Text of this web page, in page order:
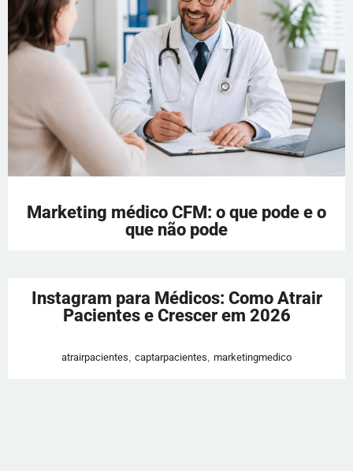
Marketing médico CFM: o que pode e o
que não pode
Instagram para Médicos: Como Atrair
Pacientes e Crescer em 2026
atrairpacientes captarpacientes marketingmedico